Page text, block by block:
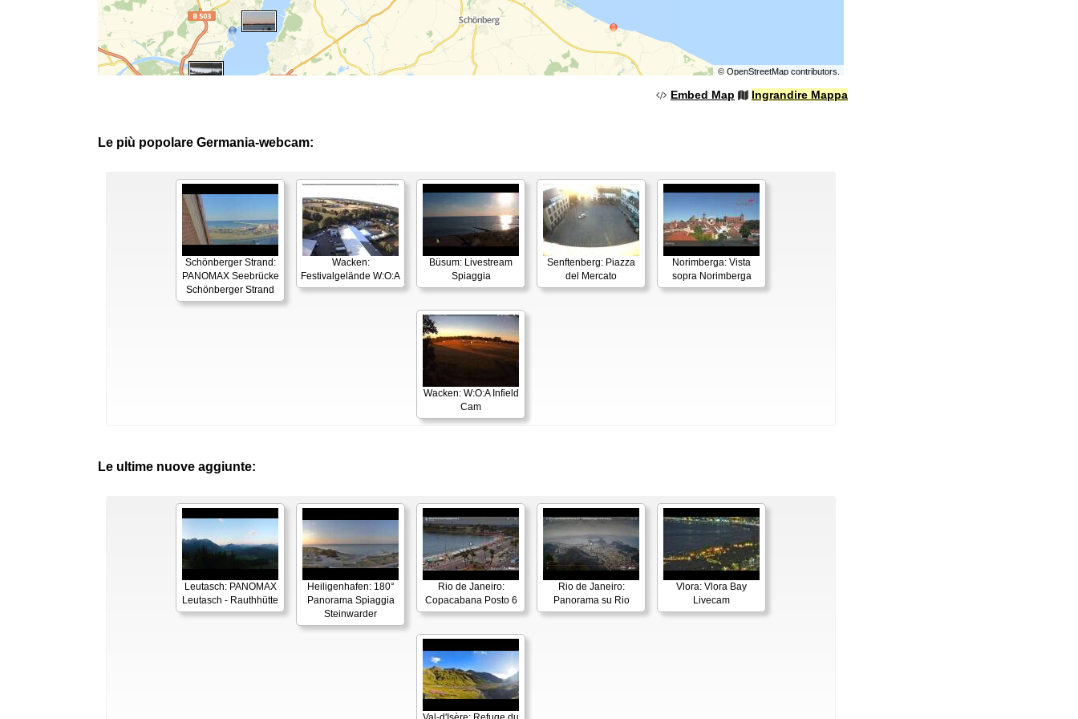
© OpenStreetMapcontributors.
Embed Map Ingrandire Mappa
Le più popolare Germania-webcam:
Schönberger Strand:
PANOMAX Seebrücke
Schönberger Strand
Wacken:
Festivalgelände W:O:A
Büsum: Livestream
Spiaggia
Senftenberg: Piazza
del Mercato
Norimberga: Vista
sopra Norimberga
Wacken: W:O:A Infield
Cam
Le ultime nuove aggiunte:
Leutasch: PANOMAX
Leutasch - Rauthhütte
Heiligenhafen: 180°
Panorama Spiaggia
Steinwarder
Rio de Janeiro:
Copacabana Posto 6
Rio de Janeiro:
Panorama su Rio
Vlora: Vlora Bay
Livecam